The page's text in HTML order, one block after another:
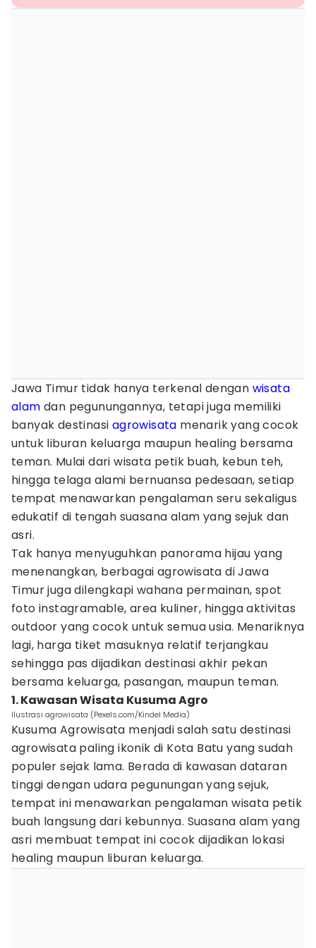
Jawa Timur tidak hanya terkenal dengan wisata
alam dan pegunungannya, tetapi juga memiliki
banyak destinasi agrowisata menarik yang cocok
untuk liburan keluarga maupun healing bersama
teman. Mulai dari wisata petik buah, kebun teh,
hingga telaga alami bernuansa pedesaan, setiap
tempat menawarkan pengalaman seru sekaligus
edukatif di tengah suasana alam yang sejuk dan
asri.
Tak hanya menyuguhkan panorama hijau yang
menenangkan, berbagai agrowisata di Jawa
Timur juga dilengkapi wahana permainan, spot
foto instagramable, area kuliner, hingga aktivitas
outdoor yang cocok untuk semua usia. Menariknya
lagi, harga tiket masuknya relatif terjangkau
sehingga pas dijadikan destinasi akhir pekan
bersama keluarga, pasangan, maupun teman.
1. Kawasan Wisata Kusuma Agro
Ilustrasi agrowisata (Pexels.com/Kindel Media)
Kusuma Agrowisata menjadi salah satu destinasi
agrowisata paling ikonik di Kota Batu yang sudah
populer sejak lama. Berada di kawasan dataran
tinggi dengan udara pegunungan yang sejuk,
tempat ini menawarkan pengalaman wisata petik
buah langsung dari kebunnya. Suasana alam yang
asri membuat tempat ini cocok dijadikan lokasi
healing maupun liburan keluarga.